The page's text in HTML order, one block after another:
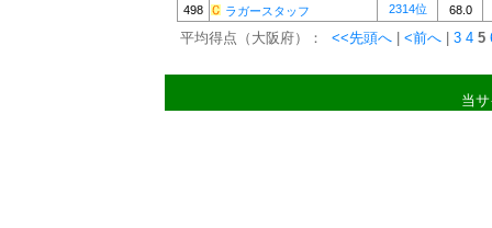
498 ラガースタッフ 2314位 68.0
平均得点（大阪府）： <<先頭へ <前へ 3 4 5
当